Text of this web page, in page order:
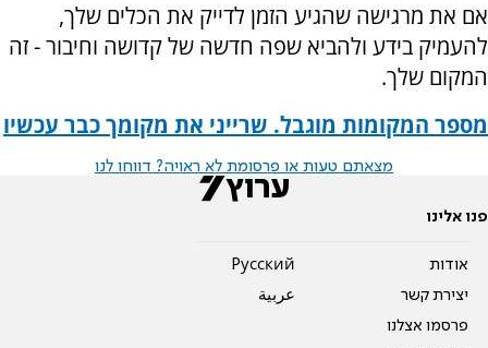
אם את מרגישה שהגיע הזמן לדייק את הכלים שלך,
להעמיק בידע ולהביא שפה חדשה של קדושה וחיבור - זה
המקום שלך.
מספר המקומות מוגבל. שרייני את מקומך כבר עכשיו
מצאתם טעות או פרסומת לא ראויה? דווחו לנו
פנו אלינו
אודות
יצירת קשר
פרסמו אצלנו
Pусский
عربية